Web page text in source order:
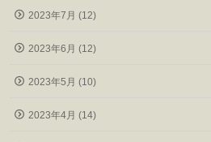
2023年7月 (12)
2023年6月 (12)
2023年5月 (10)
2023年4月 (14)